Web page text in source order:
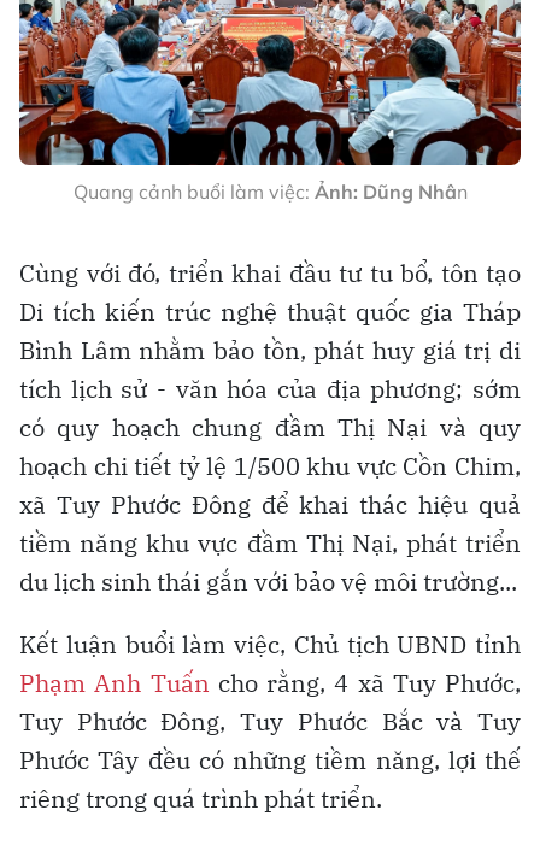
Quang cảnh buổi làm việc: Ảnh: Dũng Nhân
Cùng với đó, triển khai đầu tư tu bổ, tôn tạo
Di tích kiến trúc nghệ thuật quốc gia Tháp
Bình Lâm nhằm bảo tồn, phát huy giá trị di
tích lịch sử - văn hóa của địa phương; sớm
có quy hoạch chung đầm Thị Nại và quy
hoạch chi tiết tỷ lệ 1/500 khu vực Cồn Chim,
xã Tuy Phước Đông để khai thác hiệu quả
tiềm năng khu vực đầm Thị Nại, phát triển
du lịch sinh thái gắn với bảo vệ môi trường...
Kết luận buổi làm việc, Chủ tịch UBND tỉnh
Phạm Anh Tuấn cho rằng, 4 xã Tuy Phước,
Tuy Phước Đông, Tuy Phước Bắc và Tuy
Phước Tây đều có những tiềm năng, lợi thế
riêng trong quá trình phát triển.